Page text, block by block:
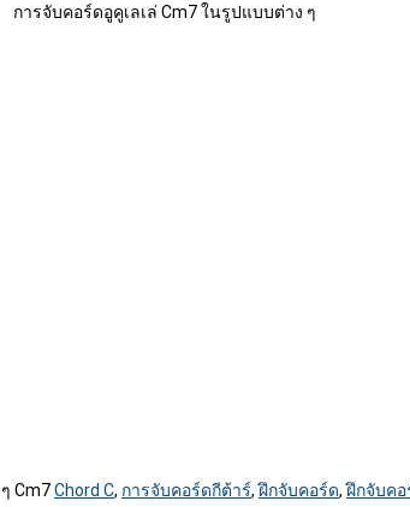
การจับคอร์ดอูคูเลเล่ Cm7 ในรูปแบบต่าง ๆ
Cm7Chord C, การจับคอร์ดกีต้าร์,ฝึกจับคอร์ด,ฝึกจับคอ